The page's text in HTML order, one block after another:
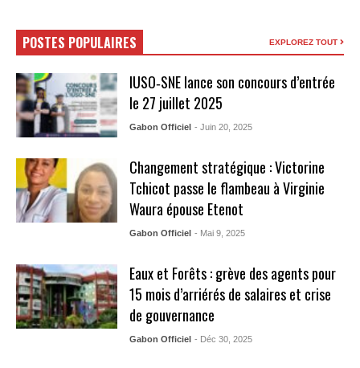
POSTES POPULAIRES EXPLOREZ TOUT
IUSO‑SNE lance son concours d’entrée
le 27 juillet 2025
Gabon Officiel - Juin 20, 2025
Changement stratégique : Victorine
Tchicot passe le flambeau à Virginie
Waura épouse Etenot
Gabon Officiel - Mai 9, 2025
Eaux et Forêts : grève des agents pour
15 mois d’arriérés de salaires et crise
de gouvernance
Gabon Officiel - Déc 30, 2025